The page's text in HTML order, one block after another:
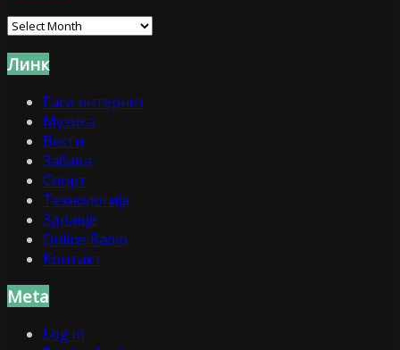
Архива
Линк
Гаси интернет
Музика
Вести
Забава
Спорт
Технологија
Здравје
Online Radio
Контакт
Meta
Log in